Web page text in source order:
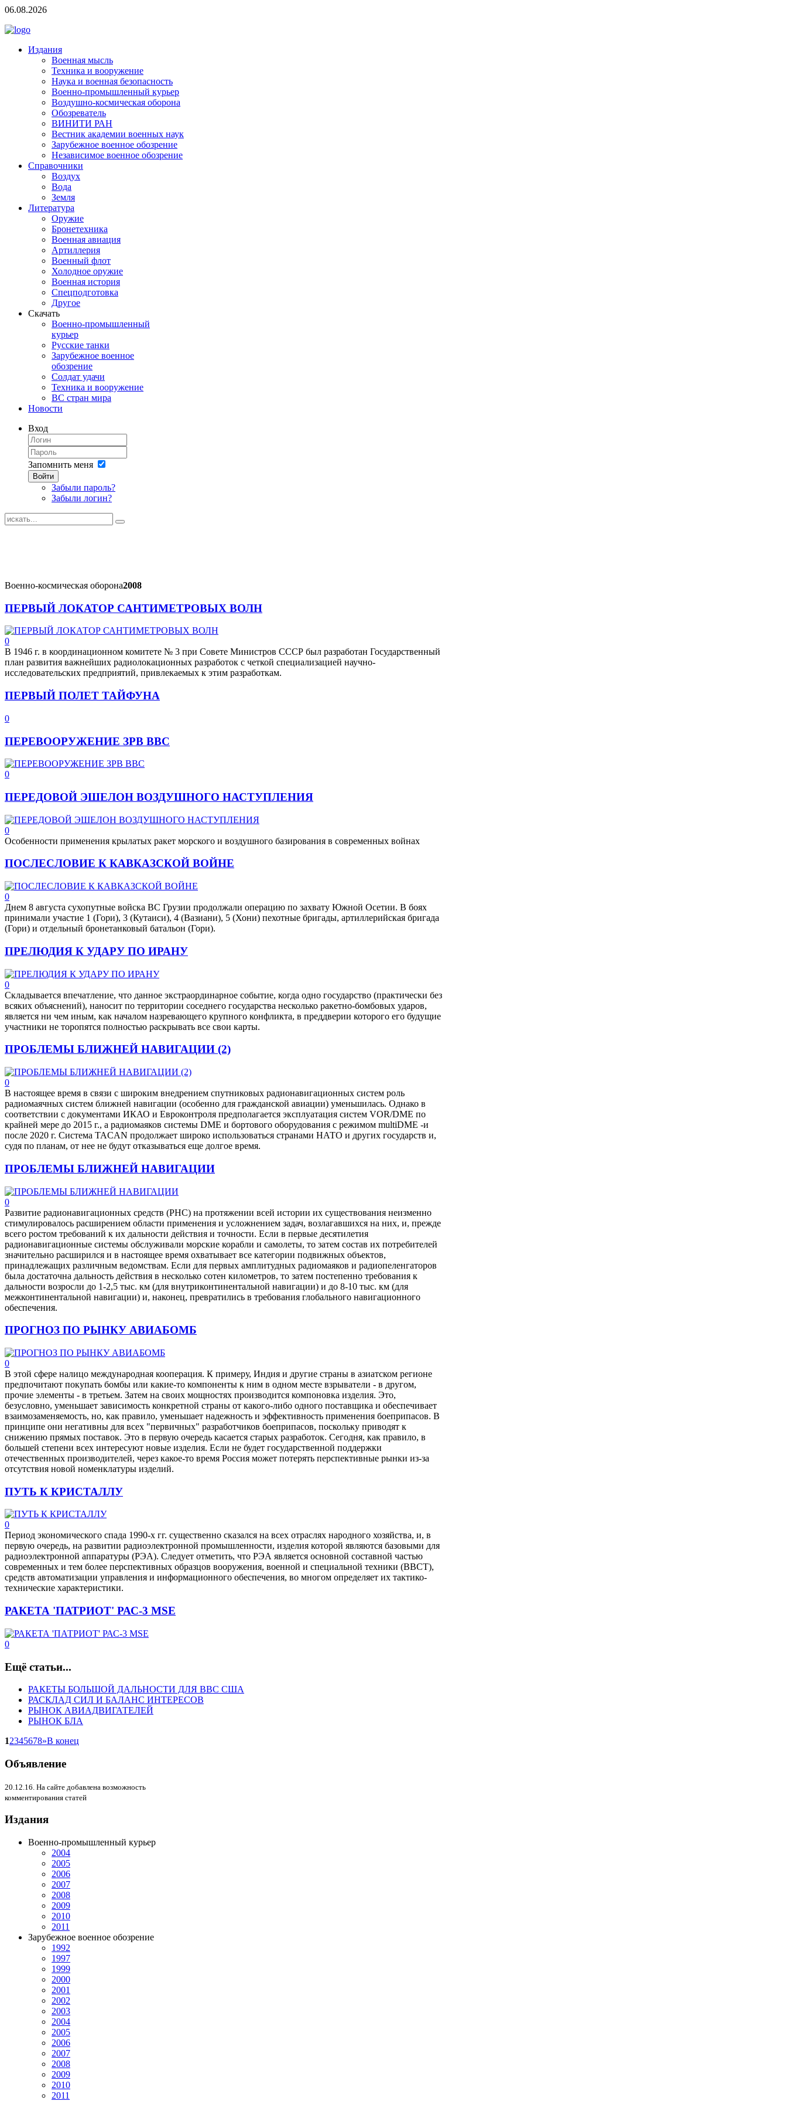
06.08.2026
Издания
Военная мысль
Техника и вооружение
Наука и военная безопасность
Военно-промышленный курьер
Воздушно-космическая оборона
Обозреватель
ВИНИТИ РАН
Вестник академии военных наук
Зарубежное военное обозрение
Независимое военное обозрение
Справочники
Воздух
Вода
Земля
Литература
Оружие
Бронетехника
Военная авиация
Артиллерия
Военный флот
Холодное оружие
Военная история
Спецподготовка
Другое
Скачать
Военно-промышленный
курьер
Русские танки
Зарубежное военное
обозрение
Солдат удачи
Техника и вооружение
ВС стран мира
Новости
Вход
Запомнить меня
Войти
Забыли пароль?
Забыли логин?
Военно-космическая оборона2008
ПЕРВЫЙ ЛОКАТОР САНТИМЕТРОВЫХ ВОЛН
0
В 1946 г. в координационном комитете № 3 при Совете Министров СССР был разработан Государственный
план развития важнейших радиолокационных разработок с четкой специализацией научно-
исследовательских предприятий, привлекаемых к этим разработкам.
ПЕРВЫЙ ПОЛЕТ ТАЙФУНА
0
ПЕРЕВООРУЖЕНИЕ ЗPB ВВС
0
ПЕРЕДОВОЙ ЭШЕЛОН ВОЗДУШНОГО НАСТУПЛЕНИЯ
0
Особенности применения крылатых ракет морского и воздушного базирования в современных войнах
ПОСЛЕСЛОВИЕ К КАВКАЗСКОЙ ВОЙНЕ
0
Днем 8 августа сухопутные войска ВС Грузии продолжали операцию по захвату Южной Осетии. В боях
принимали участие 1 (Гори), 3 (Кутаиси), 4 (Вазиани), 5 (Хони) пехотные бригады, артиллерийская бригада
(Гори) и отдельный бронетанковый батальон (Гори).
ПРЕЛЮДИЯ К УДАРУ ПО ИРАНУ
0
Складывается впечатление, что данное экстраординарное событие, когда одно государство (практически без
всяких объяснений), наносит по территории соседнего государства несколько ракетно-бомбовых ударов,
является ни чем иным, как началом назревающего крупного конфликта, в преддверии которого его будущие
участники не торопятся полностью раскрывать все свои карты.
ПРОБЛЕМЫ БЛИЖНЕЙ НАВИГАЦИИ (2)
0
В настоящее время в связи с широким внедрением спутниковых радионавигационных систем роль
радиомаячных систем ближней навигации (особенно для гражданской авиации) уменьшилась. Однако в
соответствии с документами ИКАО и Евроконтроля предполагается эксплуатация систем VOR/DME по
крайней мере до 2015 г., а радиомаяков системы DME и бортового оборудования с режимом multiDME -и
после 2020 г. Система TACAN продолжает широко использоваться странами НАТО и других государств и,
судя по планам, от нее не будут отказываться еще долгое время.
ПРОБЛЕМЫ БЛИЖНЕЙ НАВИГАЦИИ
0
Развитие радионавигационных средств (РНС) на протяжении всей истории их существования неизменно
стимулировалось расширением области применения и усложнением задач, возлагавшихся на них, и, прежде
всего ростом требований к их дальности действия и точности. Если в первые десятилетия
радионавигационные системы обслуживали морские корабли и самолеты, то затем состав их потребителей
значительно расширился и в настоящее время охватывает все категории подвижных объектов,
принадлежащих различным ведомствам. Если для первых амплитудных радиомаяков и радиопеленгаторов
была достаточна дальность действия в несколько сотен километров, то затем постепенно требования к
дальности возросли до 1-2,5 тыс. км (для внутриконтинентальной навигации) и до 8-10 тыс. км (для
межконтинентальной навигации) и, наконец, превратились в требования глобального навигационного
обеспечения.
ПРОГНОЗ ПО РЫНКУ АВИАБОМБ
0
В этой сфере налицо международная кооперация. К примеру, Индия и другие страны в азиатском регионе
предпочитают покупать бомбы или какие-то компоненты к ним в одном месте взрыватели - в другом,
прочие элементы - в третьем. Затем на своих мощностях производится компоновка изделия. Это,
безусловно, уменьшает зависимость конкретной страны от какого-либо одного поставщика и обеспечивает
взаимозаменяемость, но, как правило, уменьшает надежность и эффективность применения боеприпасов. В
принципе они негативны для всех "первичных" разработчиков боеприпасов, поскольку приводят к
снижению прямых поставок. Это в первую очередь касается старых разработок. Сегодня, как правило, в
большей степени всех интересуют новые изделия. Если не будет государственной поддержки
отечественных производителей, через какое-то время Россия может потерять перспективные рынки из-за
отсутствия новой номенклатуры изделий.
ПУТЬ К КРИСТАЛЛУ
0
Период экономического спада 1990-х гг. существенно сказался на всех отраслях народного хозяйства, и, в
первую очередь, на развитии радиоэлектронной промышленности, изделия которой являются базовыми для
радиоэлектронной аппаратуры (РЭА). Следует отметить, что РЭА является основной составной частью
современных и тем более перспективных образцов вооружения, военной и специальной техники (ВВСТ),
средств автоматизации управления и информационного обеспечения, во многом определяет их тактико-
технические характеристики.
РАКЕТА 'ПАТРИОТ' РАС-3 MSE
0
Ещё статьи...
РАКЕТЫ БОЛЬШОЙ ДАЛЬНОСТИ ДЛЯ ВВС США
РАСКЛАД СИЛ И БАЛАНС ИНТЕРЕСОВ
РЫНОК АВИАДВИГАТЕЛЕЙ
РЫНОК БЛА
12345678»В конец
Объявление
20.12.16. На сайте добавлена возможность
комментирования статей
Издания
Военно-промышленный курьер
2004
2005
2006
2007
2008
2009
2010
2011
Зарубежное военное обозрение
1992
1997
1999
2000
2001
2002
2003
2004
2005
2006
2007
2008
2009
2010
2011